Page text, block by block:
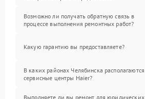
Возможно ли получать обратную связь в
процессе выполнения ремонтных работ?
Какую гарантию вы предоставляете?
В каких районах Челябинска располагаются
сервисные центры Haier?
Выполняете ли вы ремонт для юридических